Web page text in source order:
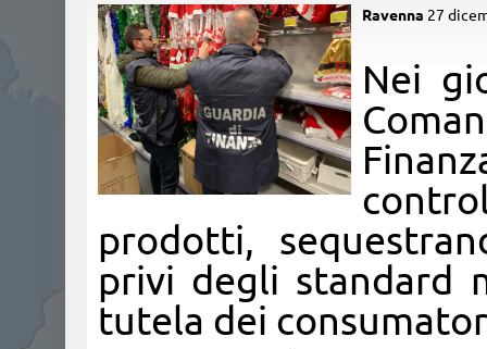
Ravenna 27
​Nei
prodotti,
privi degli standard
tutela dei